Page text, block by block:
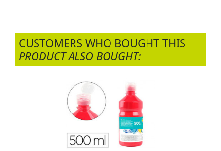
CUSTOMERS WHO BOUGHT THIS
PRODUCT ALSO BOUGHT: